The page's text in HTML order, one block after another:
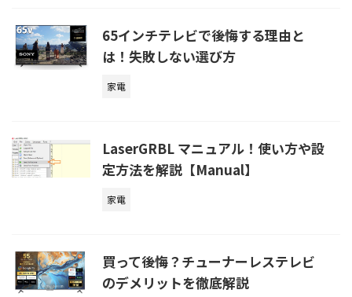
65インチテレビで後悔する理由と
は！失敗しない選び方
家電
LaserGRBL マニュアル！使い方や設
定方法を解説【Manual】
家電
買って後悔？チューナーレステレビ
のデメリットを徹底解説